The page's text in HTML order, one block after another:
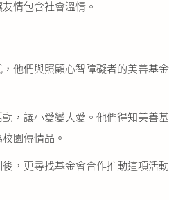
情包含社會溫情。
他們與照顧心智障礙者的美善基
，讓小愛變大愛。他們得知美善
園傳情品。
，更尋找基金會合作推動這項活